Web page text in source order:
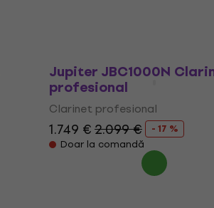
Jupiter JBC1000N
profesional
Clarinet profesional
1.749 €2.099 €
- 17 %
Doar la comandă